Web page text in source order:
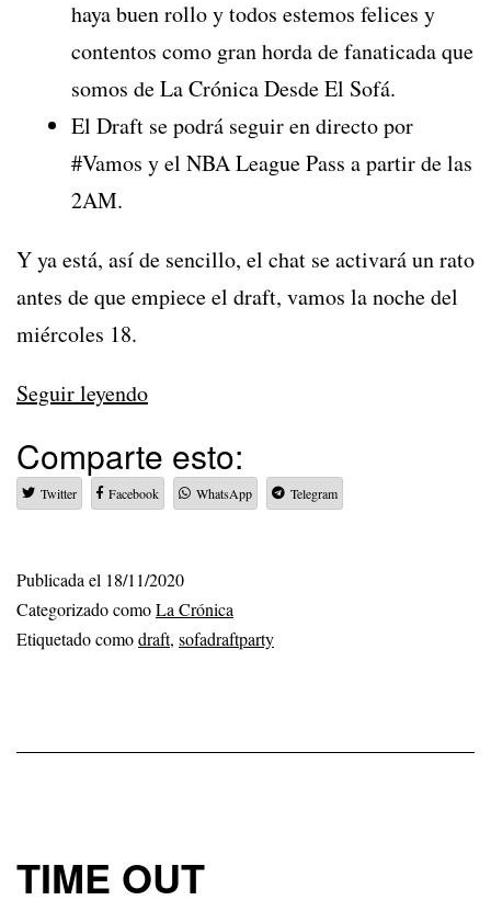
haya buen rollo y todos estemos felices y
contentos como gran horda de fanaticada que
somos de La Crónica Desde El Sofá.
El Draft se podrá seguir en directo por
#Vamos y el NBA League Pass a partir de las
2AM.
Y ya está, así de sencillo, el chat se activará un rato
antes de que empiece el draft, vamos la noche del
miércoles 18.
Seguir leyendoSofá
Party
2020
Comparte esto:
Twitter Facebook WhatsApp Telegram
Publicada el 18/11/2020
Categorizado comoLa Crónica
Etiquetado comodraft, sofadraftparty
TIME OUT